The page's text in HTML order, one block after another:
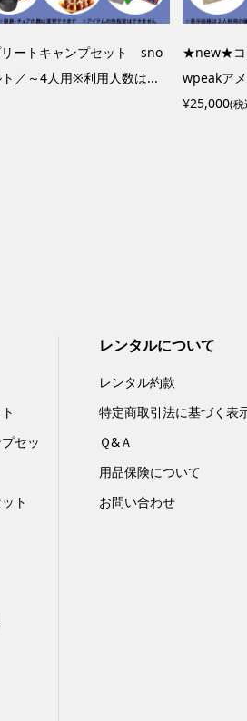
ートキャンプセット sno
／～4人用※利用人数は...
★new★コ
wpeakア
¥25,000(税
セッ
ト
レンタルについて
レンタル約款
特定商取引法に基づく表
Ｑ&Ａ
用品保険について
お問い合わせ